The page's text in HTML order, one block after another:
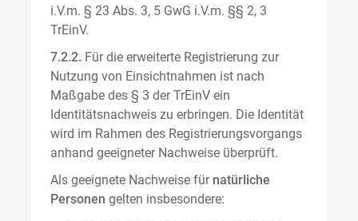
i.V.m. § 23 Abs. 3, 5 GwG i.V.m. §§ 2, 3
TrEinV.
7.2.2. Für die erweiterte Registrierung zur
Nutzung von Einsichtnahmen ist nach
Maßgabe des § 3 der TrEinV ein
Identitätsnachweis zu erbringen. Die Identität
wird im Rahmen des Registrierungsvorgangs
anhand geeigneter Nachweise überprüft.
Als geeignete Nachweise für natürliche
Personen gelten insbesondere: